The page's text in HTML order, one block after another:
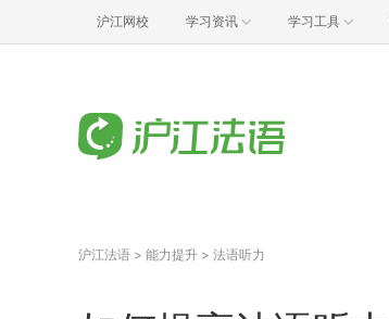
沪江网校 学习资讯 学习工具
沪江法语 > 能力提升 > 法语听力